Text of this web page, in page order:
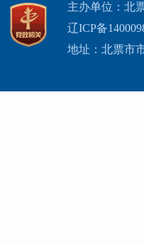
主办单位：北
辽ICP备
地址：北票市